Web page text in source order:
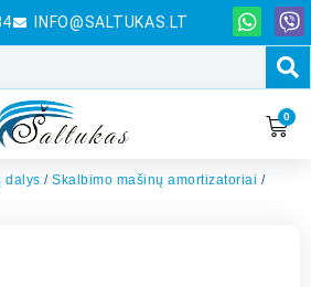
INFO@SALTUKAS.LT
0
dalys / Skalbimo mašinų amortizatoriai /